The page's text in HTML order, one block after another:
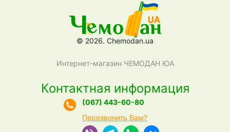
© 2026. Chemodan.ua
Интернет-магазин ЧЕМОДАН ЮА
Контактная информация
(067) 443-60-80
Перезвонить Вам?